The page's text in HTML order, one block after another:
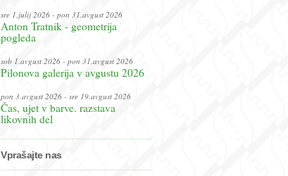
sre 1.julij 2026 - pon 31.avgust 2026
Anton Tratnik - geometrija
pogleda
sob 1.avgust 2026 - pon 31.avgust 2026
Pilonova galerija v avgustu 2026
pon 3.avgust 2026 - sre 19.avgust 2026
Čas, ujet v barve. razstava
likovnih del
Vprašajte nas